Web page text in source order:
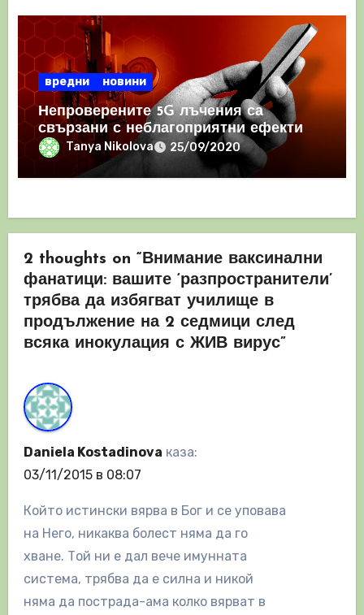
вредни новини
Непроверените 5G лъчения са
свързани с неблагоприятни ефекти
върху здравето, предупреждават
британски изследователи
Tanya Nikolova 25/09/2020
2 thoughts on “Внимание ваксинални
фанатици: вашите ‘разпространители’
трябва да избягват училище в
продължение на 2 седмици след
всяка инокулация с ЖИВ вирус”
Daniela Kostadinova каза:
03/11/2015 в 08:07
Който истински вярва в Бог и се уповава
на Него, никаква болест няма да го
хване. Той ни е дал вече имунната
система, трябва да е силна и никой
няма да пострада-ама колко вярват в